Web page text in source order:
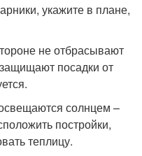
укажите в плане,
не отбрасывают
посадки от
солнцем –
постройки,
теплицу.